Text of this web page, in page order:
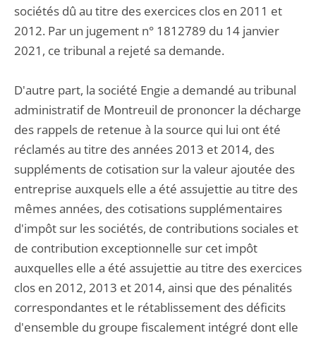
sociétés dû au titre des exercices clos en 2011 et
2012. Par un jugement n° 1812789 du 14 janvier
2021, ce tribunal a rejeté sa demande.
D'autre part, la société Engie a demandé au tribunal
administratif de Montreuil de prononcer la décharge
des rappels de retenue à la source qui lui ont été
réclamés au titre des années 2013 et 2014, des
suppléments de cotisation sur la valeur ajoutée des
entreprise auxquels elle a été assujettie au titre des
mêmes années, des cotisations supplémentaires
d'impôt sur les sociétés, de contributions sociales et
de contribution exceptionnelle sur cet impôt
auxquelles elle a été assujettie au titre des exercices
clos en 2012, 2013 et 2014, ainsi que des pénalités
correspondantes et le rétablissement des déficits
d'ensemble du groupe fiscalement intégré dont elle